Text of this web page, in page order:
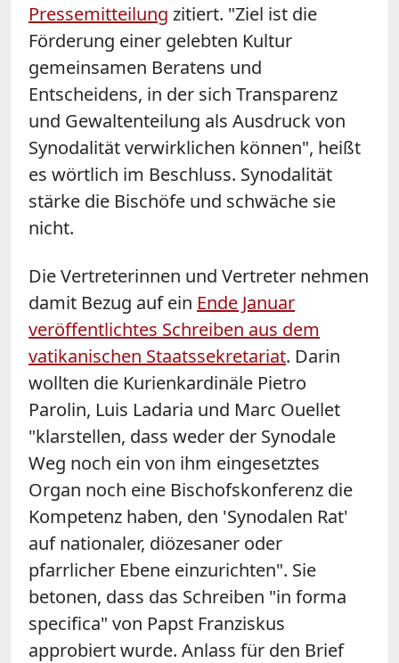
Pressemitteilung zitiert. "Ziel ist die
Förderung einer gelebten Kultur
gemeinsamen Beratens und
Entscheidens, in der sich Transparenz
und Gewaltenteilung als Ausdruck von
Synodalität verwirklichen können", heißt
es wörtlich im Beschluss. Synodalität
stärke die Bischöfe und schwäche sie
nicht.
Die Vertreterinnen und Vertreter nehmen
damit Bezug auf ein Ende Januar
veröffentlichtes Schreiben aus dem
vatikanischen Staatssekretariat. Darin
wollten die Kurienkardinäle Pietro
Parolin, Luis Ladaria und Marc Ouellet
"klarstellen, dass weder der Synodale
Weg noch ein von ihm eingesetztes
Organ noch eine Bischofskonferenz die
Kompetenz haben, den 'Synodalen Rat'
auf nationaler, diözesaner oder
pfarrlicher Ebene einzurichten". Sie
betonen, dass das Schreiben "in forma
specifica" von Papst Franziskus
approbiert wurde. Anlass für den Brief